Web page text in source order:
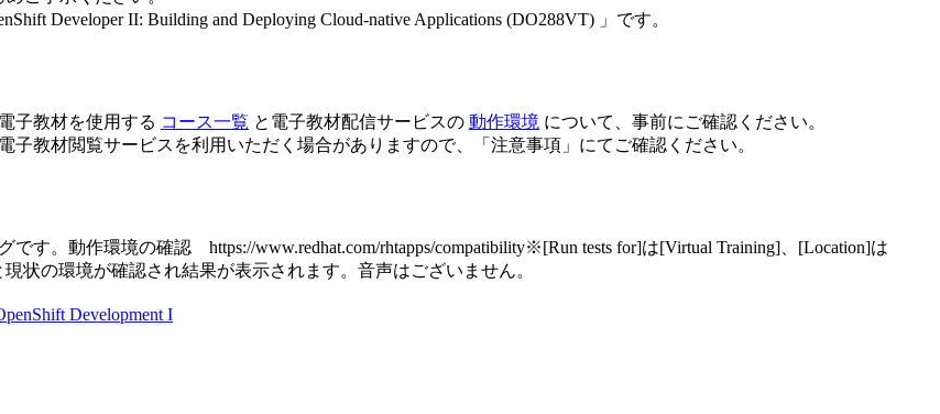
Developer II: Building and Deploying Cloud-native Applications (DO288VT) 」です。
子教材を使用する コース一覧 と電子教材配信サービスの 動作環境 について、事前にご確認ください。
教材閲覧サービスを利用いただく場合がありますので、「注意事項」にてご確認ください。
す。動作環境の確認 https://www.redhat.com/rhtapps/compatibility※[Run tests for]は[Virtual Training]、[Location]は
状の環境が確認され結果が表示されます。音声はございません。
Development I